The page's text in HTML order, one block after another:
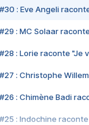
#30 : Eve Angeli
#29 : MC Solaar
#28 : Lorie raconte "Je
#27 : Christophe
#26 : Chimène Badi
#25 : Indochine